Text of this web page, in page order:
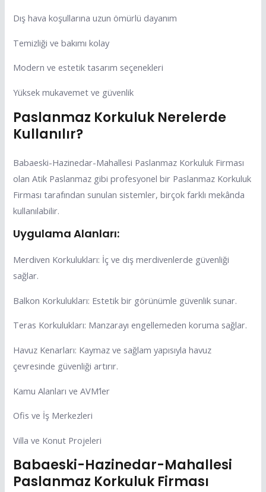
Dış hava koşullarına uzun ömürlü dayanım
Temizliği ve bakımı kolay
Modern ve estetik tasarım seçenekleri
Yüksek mukavemet ve güvenlik
Paslanmaz Korkuluk Nerelerde
Kullanılır?
Babaeski-Hazinedar-Mahallesi Paslanmaz Korkuluk Firması
olan Atik Paslanmaz gibi profesyonel bir Paslanmaz Korkuluk
Firması tarafından sunulan sistemler, birçok farklı mekânda
kullanılabilir.
Uygulama Alanları:
Merdiven Korkulukları: İç ve dış merdivenlerde güvenliği
sağlar.
Balkon Korkulukları: Estetik bir görünümle güvenlik sunar.
Teras Korkulukları: Manzarayı engellemeden koruma sağlar.
Havuz Kenarları: Kaymaz ve sağlam yapısıyla havuz
çevresinde güvenliği artırır.
Kamu Alanları ve AVM’ler
Ofis ve İş Merkezleri
Villa ve Konut Projeleri
Babaeski-Hazinedar-Mahallesi
Paslanmaz Korkuluk Firması